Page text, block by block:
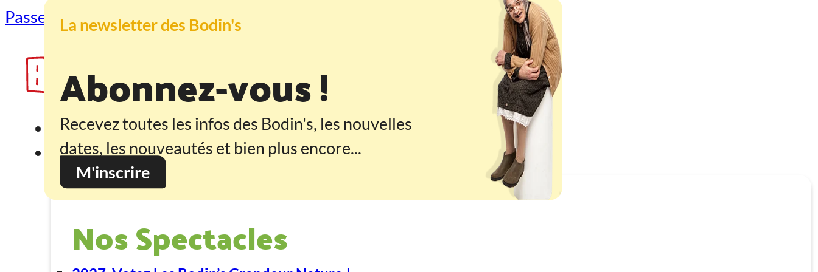
Passer au contenu principal Passer au pied de page
Accueil
Programmation
Nos Spectacles
La newsletter des Bodin's
Abonnez-vous !
Recevez toutes les infos des Bodin's, les nouvelles
dates, les nouveautés et bien plus encore...
M'inscrire